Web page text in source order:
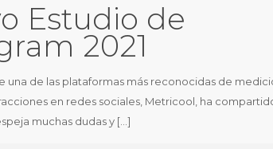
Estudio de
2021
una de las plataformas más reconocidas de
en redes sociales, Metricool, ha
muchas dudas y[…]